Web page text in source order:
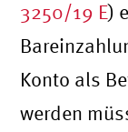
3250/19 E)
Konto als
werden